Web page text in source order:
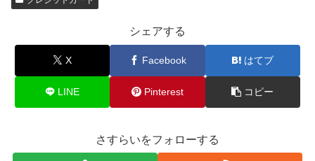
シェアする
X Facebook はてブ
LINE Pinterest コピー
さすらいをフォローする